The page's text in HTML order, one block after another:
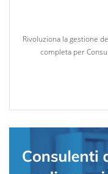
Rivoluziona la gestione
completa per